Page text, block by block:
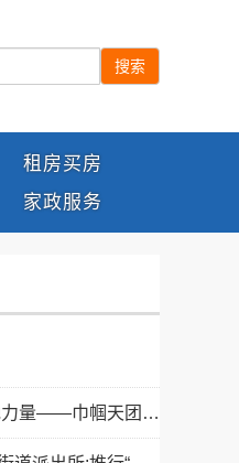
搜索
租房买房
家政服务
巾帼聚力启新程 共筑时代她力量——巾帼天团第四次组委会筹备会圆满举办